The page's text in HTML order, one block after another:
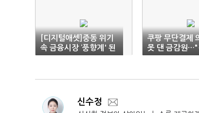
[디지털애셋]중동 위기
속 금융시장 ‘풍향계' 된
가상자산
쿠팡 무단결제
못 댄 금감원…"
사 영역"
신수정